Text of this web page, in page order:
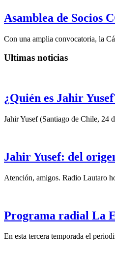
Asamblea de Socios
Con una amplia convocatoria, la
Ultimas noticias
¿Quién es Jahir
Jahir Yusef (Santiago de Chile, 24
Jahir Yusef: del
Atención, amigos. Radio Lautaro
Programa radial La
En esta tercera temporada el